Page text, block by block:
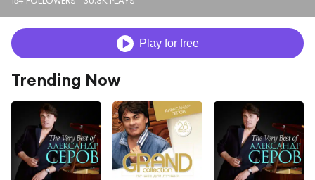
Play for free
Trending Now